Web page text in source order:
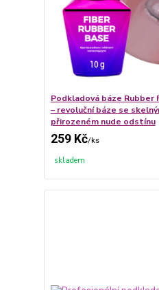
Podkladová báze Rubber
– revoluční báze se
přirozeném nude odstínu
259 Kč/ks
skladem